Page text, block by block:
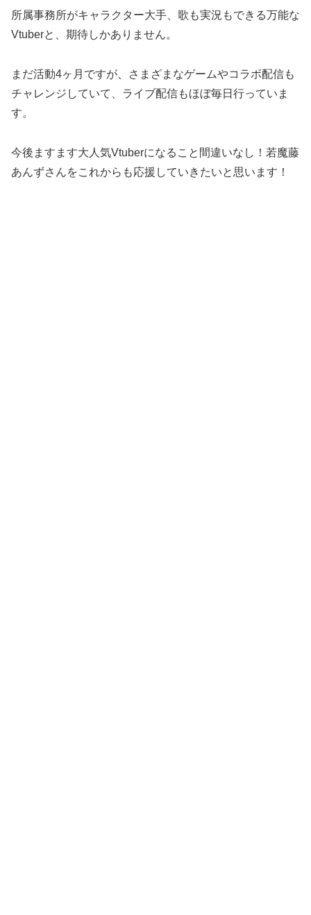
所属事務所がキャラクター大手、歌も実況もできる万能な
Vtuberと、期待しかありません。
まだ活動4ヶ月ですが、さまざまなゲームやコラボ配信も
チャレンジしていて、ライブ配信もほぼ毎日行っていま
す。
今後ますます大人気Vtuberになること間違いなし！若魔藤
あんずさんをこれからも応援していきたいと思います！